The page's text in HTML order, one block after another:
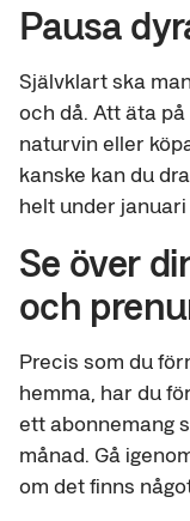
Pausa
Självklart ska
och då. Att äta
naturvin eller
kanske kan du
helt under
Se över
och
Precis som du
hemma, har du
ett abonnemang
månad. Gå
om det finns